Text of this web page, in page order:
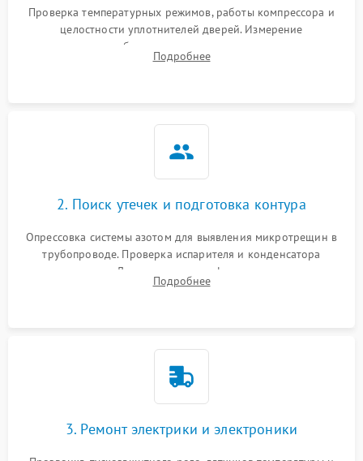
Проверка температурных режимов, работы компрессора и
целостности уплотнителей дверей. Измерение
сопротивления обмоток мотора, проверка термостата и
считывание кодов ошибок с электронного дисплея.
Подробнее
2. Поиск утечек и подготовка контура
Опрессовка системы азотом для выявления микротрещин в
трубопроводе. Проверка испарителя и конденсатора
течеискателем. Демонтаж старого фильтра-осушителя и
продувка капиллярной трубки для устранения засоров.
Подробнее
3. Ремонт электрики и электроники